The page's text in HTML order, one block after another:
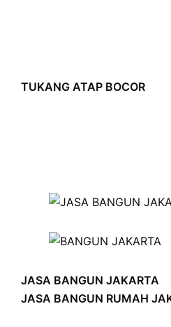
TUKANG ATAP BOCOR
JASA BANGUN JAKARTA
JASA BANGUN RUMAH